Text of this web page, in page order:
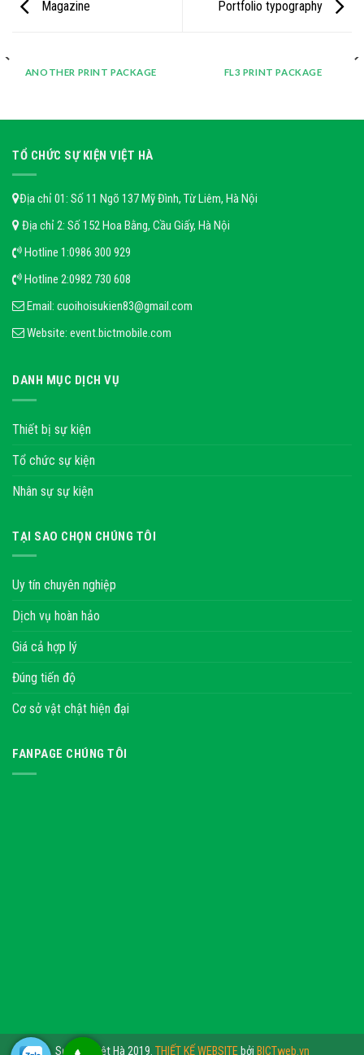
Magazine Portfolio typography
ANOTHER PRINT PACKAGE FL3 PRINT PACKAGE
TỔ CHỨC SỰ KIỆN VIỆT HÀ
Địa chỉ 01: Số 11 Ngõ 137 Mỹ Đình, Từ Liêm, Hà Nội
Địa chỉ 2: Số 152 Hoa Bằng, Cầu Giấy, Hà Nội
Hotline 1:0986 300 929
Hotline 2:0982 730 608
Email: cuoihoisukien83@gmail.com
Website: event.bictmobile.com
DANH MỤC DỊCH VỤ
Thiết bị sự kiện
Tổ chức sự kiện
Nhân sự sự kiện
TẠI SAO CHỌN CHÚNG TÔI
Uy tín chuyên nghiệp
Dịch vụ hoàn hảo
Giá cả hợp lý
Đúng tiến độ
Cơ sở vật chật hiện đại
FANPAGE CHÚNG TÔI
Sự kiện Việt Hà 2019. THIẾT KẾ WEBSITE bởi BICTweb.vn